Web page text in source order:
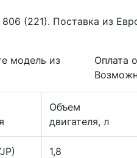
(221). Поставка из
Оплата
модель из
Объем
двигателя, л
1,8